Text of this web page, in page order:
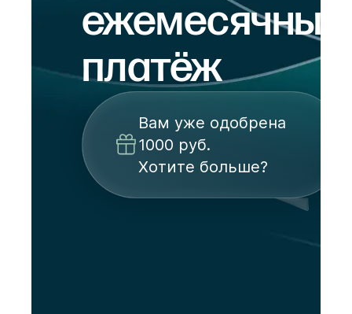
ежемесячный
платёж
Вам уже одобрена
1000 руб.
Хотите больше?